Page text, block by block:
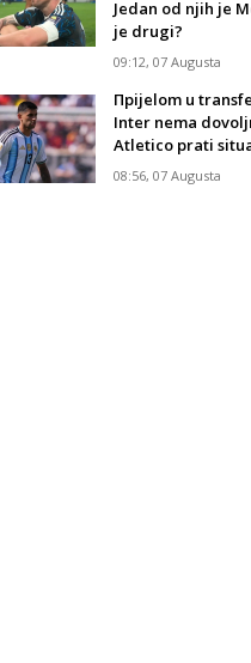
Jedan od njih je
je drugi?
09:12, 07 Augusta
Прijelom u
Inter nema
Atletico prati
08:56, 07 Augusta